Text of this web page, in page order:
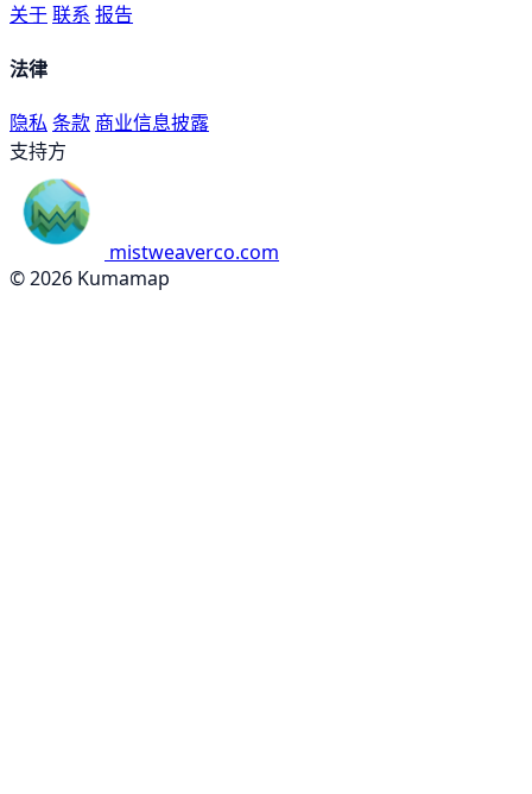
关于联系 报告
法律
隐私 条款 商业信息披露
支持方
mistweaverco.com
© 2026 Kumamap